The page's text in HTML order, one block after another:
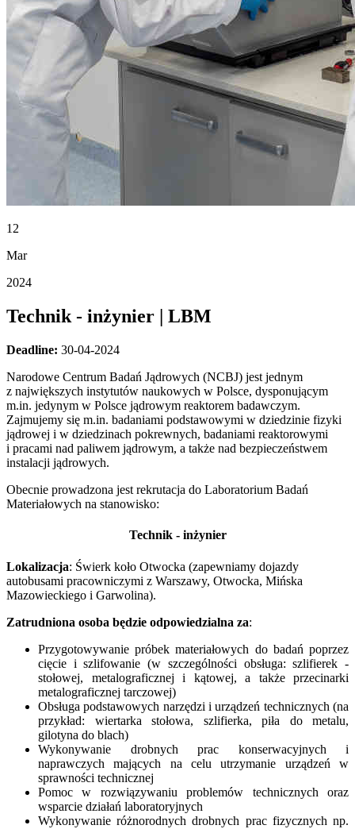
12
Mar
2024
Technik - inżynier | LBM
Deadline: 30-04-2024
Narodowe Centrum Badań Jądrowych (NCBJ) jest jednym
z największych instytutów naukowych w Polsce, dysponującym
m.in. jedynym w Polsce jądrowym reaktorem badawczym.
Zajmujemy się m.in. badaniami podstawowymi w dziedzinie fizyki
jądrowej i w dziedzinach pokrewnych, badaniami reaktorowymi
i pracami nad paliwem jądrowym, a także nad bezpieczeństwem
instalacji jądrowych.
Obecnie prowadzona jest rekrutacja do Laboratorium Badań
Materiałowych na stanowisko:
Technik - inżynier
Lokalizacja: Świerk koło Otwocka (zapewniamy dojazdy
autobusami pracowniczymi z Warszawy, Otwocka, Mińska
Mazowieckiego i Garwolina).
Zatrudniona osoba będzie odpowiedzialna za:
Przygotowywanie próbek materiałowych do badań poprzez
cięcie i szlifowanie (w szczególności obsługa: szlifierek -
stołowej, metalograficznej i kątowej, a także przecinarki
metalograficznej tarczowej)
Obsługa podstawowych narzędzi i urządzeń technicznych (na
przykład: wiertarka stołowa, szlifierka, piła do metalu,
gilotyna do blach)
Wykonywanie drobnych prac konserwacyjnych i
naprawczych mających na celu utrzymanie urządzeń w
sprawności technicznej
Pomoc w rozwiązywaniu problemów technicznych oraz
wsparcie działań laboratoryjnych
Wykonywanie różnorodnych drobnych prac fizycznych np.